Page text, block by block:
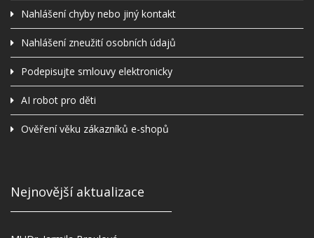
Nahlášení chyby nebo jiný kontakt
Nahlášení zneužití osobních údajů
Podepisujte smlouvy elektronicky
AI robot pro děti
Ověření věku zákazníků e-shopů
Nejnovější aktualizace